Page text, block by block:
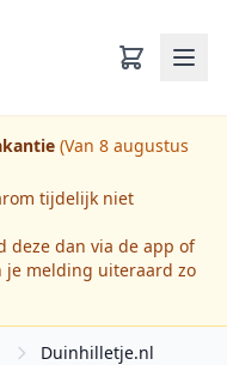
(Van 8 augustus
tijdelijk niet
deze dan via de app of
je melding uiteraard zo
Duinhilletje.nl